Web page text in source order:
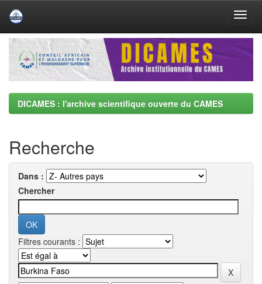
Skip
navigation
DICAMES : l'archive scientifique ouverte du CAMES
Recherche
Dans :
Chercher
Filtres courants :